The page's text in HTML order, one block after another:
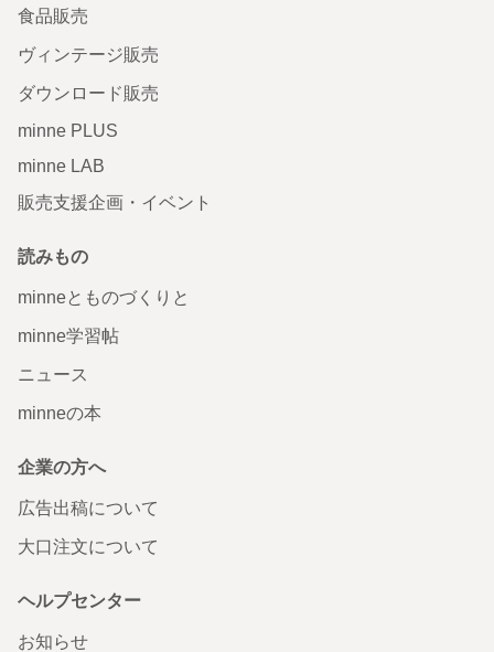
食品販売
ヴィンテージ販売
ダウンロード販売
minne PLUS
minne LAB
販売支援企画・イベント
読みもの
minneとものづくりと
minne学習帖
ニュース
minneの本
企業の方へ
広告出稿について
大口注文について
ヘルプセンター
お知らせ